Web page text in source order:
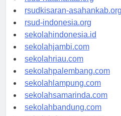
rsud-natunakab.org
rsudkisaran-asahankab.org
rsud-indonesia.org
sekolahindonesia.id
sekolahjambi.com
sekolahriau.com
sekolahpalembang.com
sekolahlampung.com
sekolahsamarinda.com